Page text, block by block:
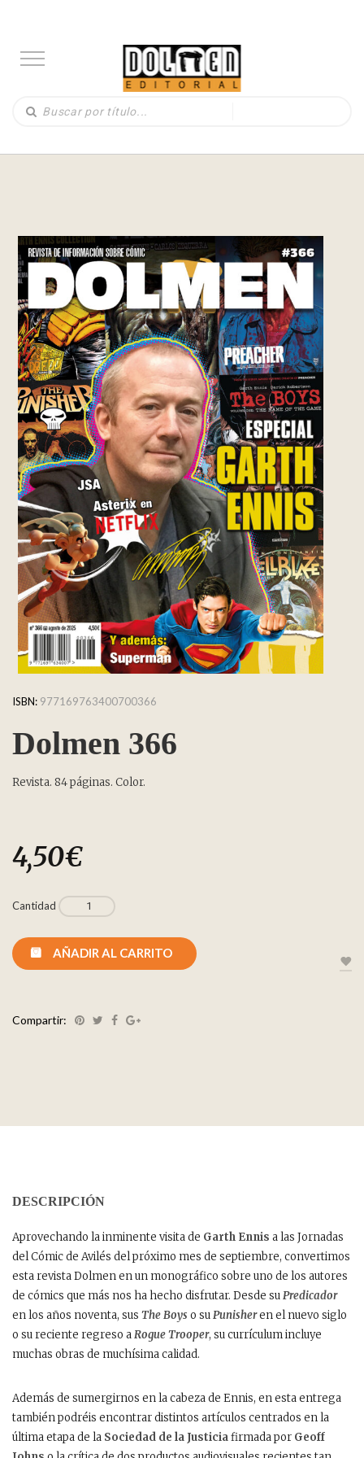
ISBN: 977169763400700366
Dolmen 366
Revista. 84 páginas. Color.
4,50€
Cantidad
AÑADIR AL CARRITO
Compartir:
DESCRIPCIÓN
Aprovechando la inminente visita de Garth Ennis a las Jornadas
del Cómic de Avilés del próximo mes de septiembre, convertimos
esta revista Dolmen en un monográfico sobre uno de los autores
de cómics que más nos ha hecho disfrutar. Desde suPredicador
en los años noventa, sus The Boys o suPunisheren el nuevo siglo
o su reciente regreso aRogue Trooper, su currículum incluye
muchas obras de muchísima calidad.
Además de sumergirnos en la cabeza de Ennis, en esta entrega
también podréis encontrar distintos artículos centrados en la
última etapa de la Sociedad de la Justiciafirmada por Geoff